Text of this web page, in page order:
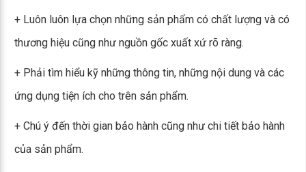
+ Luôn luôn lựa chọn những sản phẩm có chất lượng và có
thương hiệu cũng như nguồn gốc xuất xứ rõ ràng.
+ Phải tìm hiểu kỹ những thông tin, những nội dung và các
ứng dụng tiện ích cho trên sản phẩm.
+ Chú ý đến thời gian bảo hành cũng như chi tiết bảo hành
của sản phẩm.